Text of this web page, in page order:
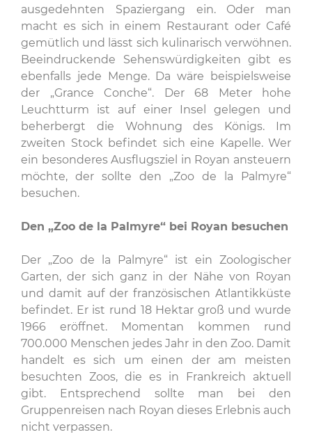
ausgedehnten Spaziergang ein. Oder man
macht es sich in einem Restaurant oder Café
gemütlich und lässt sich kulinarisch verwöhnen.
Beeindruckende Sehenswürdigkeiten gibt es
ebenfalls jede Menge. Da wäre beispielsweise
der „Grance Conche“. Der 68 Meter hohe
Leuchtturm ist auf einer Insel gelegen und
beherbergt die Wohnung des Königs. Im
zweiten Stock befindet sich eine Kapelle. Wer
ein besonderes Ausflugsziel in Royan ansteuern
möchte, der sollte den „Zoo de la Palmyre“
besuchen.
Den „Zoo de la Palmyre“ bei Royan besuchen
Der „Zoo de la Palmyre“ ist ein Zoologischer
Garten, der sich ganz in der Nähe von Royan
und damit auf der französischen Atlantikküste
befindet. Er ist rund 18 Hektar groß und wurde
1966 eröffnet. Momentan kommen rund
700.000 Menschen jedes Jahr in den Zoo. Damit
handelt es sich um einen der am meisten
besuchten Zoos, die es in Frankreich aktuell
gibt. Entsprechend sollte man bei den
Gruppenreisen nach Royan dieses Erlebnis auch
nicht verpassen.